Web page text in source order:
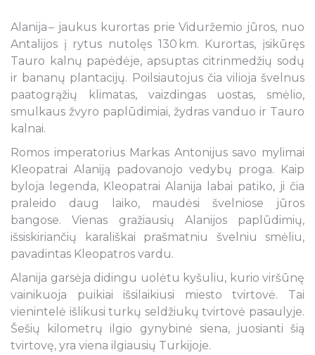
Alanija – jaukus kurortas prie Viduržemio jūros, nuo
Antalijos į rytus nutolęs 130 km. Kurortas, įsikūręs
Tauro kalnų papėdėje, apsuptas citrinmedžių sodų
ir bananų plantacijų. Poilsiautojus čia vilioja švelnus
paatogrąžių klimatas, vaizdingas uostas, smėlio,
smulkaus žvyro paplūdimiai, žydras vanduo ir Tauro
kalnai.
Romos imperatorius Markas Antonijus savo mylimai
Kleopatrai Alaniją padovanojo vedybų proga. Kaip
byloja legenda, Kleopatrai Alanija labai patiko, ji čia
praleido daug laiko, maudėsi švelniose jūros
bangose. Vienas gražiausių Alanijos paplūdimių,
išsiskiriančių karališkai prašmatniu švelniu smėliu,
pavadintas Kleopatros vardu.
Alanija garsėja didingu uolėtu kyšuliu, kurio viršūnę
vainikuoja puikiai išsilaikiusi miesto tvirtovė. Tai
vienintelė išlikusi turkų seldžiukų tvirtovė pasaulyje.
Šešių kilometrų ilgio gynybinė siena, juosianti šią
tvirtovę, yra viena ilgiausių Turkijoje.